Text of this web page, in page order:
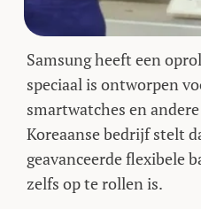
Samsung heeft een
speciaal is ontworpen
smartwatches en
Koreaanse bedrijf stelt
geavanceerde flexibele
zelfs op te rollen is.